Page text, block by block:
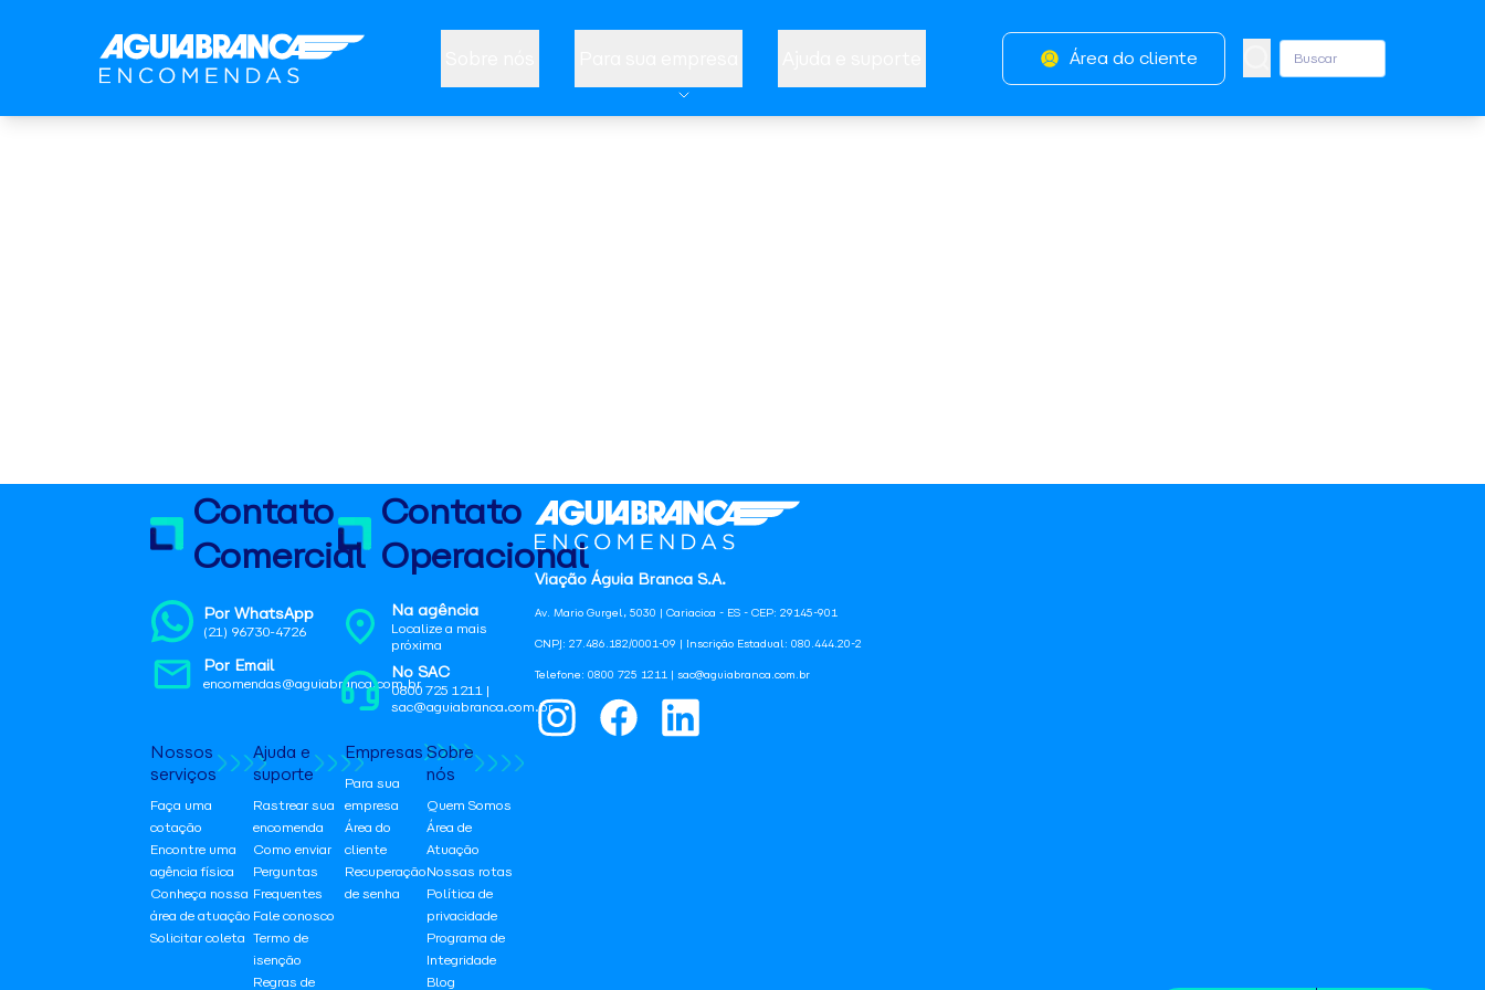
Área do cliente
Viação Águia Branca S.A.
Av. Mario Gurgel, 5030 | Cariacica - ES - CEP: 29145-901
CNPJ: 27.486.182/0001-09 | Inscrição Estadual: 080.444.20-2
Telefone: 0800 725 1211 | sac@aguiabranca.com.br
Contato
Comercial
Por WhatsApp
(21) 96730-4726
Por Email
encomendas@aguiabranca.com.br
Contato
Operacional
Na agência
Localize a mais
próxima
No SAC
0800 725 1211 |
sac@aguiabranca.com.br
Nossos
serviços
Faça uma
cotação
Encontre uma
agência física
Conheça nossa
área de atuação
Solicitar coleta
Ajuda e
suporte
Rastrear sua
encomenda
Como enviar
Perguntas
Frequentes
Fale conosco
Termo de
isenção
Regras de
Empresas
Para sua
empresa
Área do
cliente
Recuperação
de senha
Sobre
nós
Quem Somos
Área de
Atuação
Nossas rotas
Política de
privacidade
Programa de
Integridade
Blog